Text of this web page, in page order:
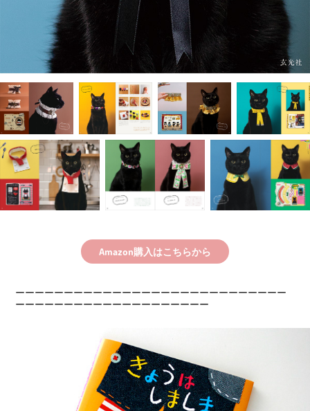
Amazon購入はこちらから
ーーーーーーーーーーーーーーーーーーーーーーーーーーーー
ーーーーーーーーーーーーーーーーーーーー